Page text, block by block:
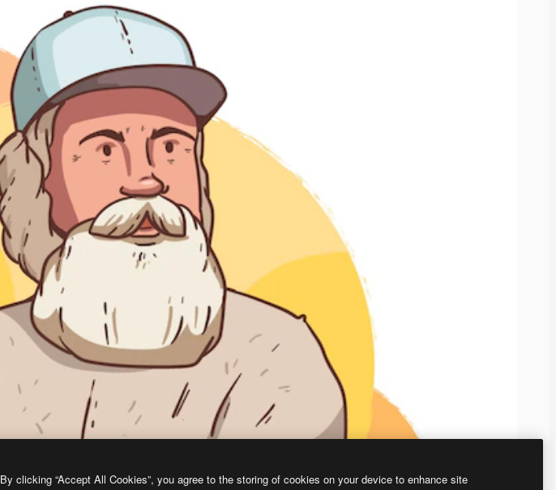
By clicking “Accept All Cookies”, you agree to the storing of cookies on your device to enhance site